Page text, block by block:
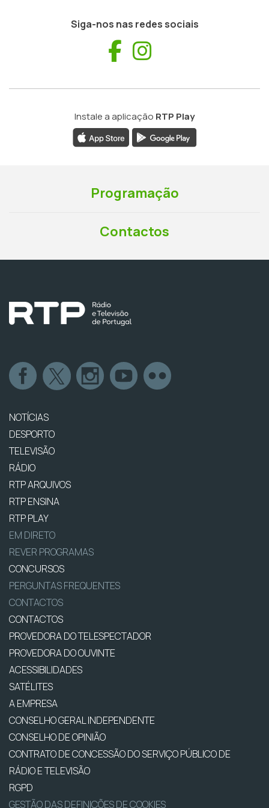
Siga-nos nas redes sociais
Facebook
Instale a aplicação RTP Play
Programação
Contactos
NOTÍCIAS
DESPORTO
TELEVISÃO
RÁDIO
RTP ARQUIVOS
RTP ENSINA
RTP PLAY
EM DIRETO
REVER PROGRAMAS
CONCURSOS
PERGUNTAS FREQUENTES
CONTACTOS
CONTACTOS
PROVEDORA DO TELESPECTADOR
PROVEDORA DO OUVINTE
ACESSIBILIDADES
SATÉLITES
A EMPRESA
CONSELHO GERAL INDEPENDENTE
CONSELHO DE OPINIÃO
CONTRATO DE CONCESSÃO DO SERVIÇO PÚBLICO DE
RÁDIO E TELEVISÃO
RGPD
GESTÃO DAS DEFINIÇÕES DE COOKIES